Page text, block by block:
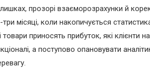
прозорі взаєморозрахунки й
місяці, коли накопичується
приносять прибуток, які клієнти
а поступово опановувати